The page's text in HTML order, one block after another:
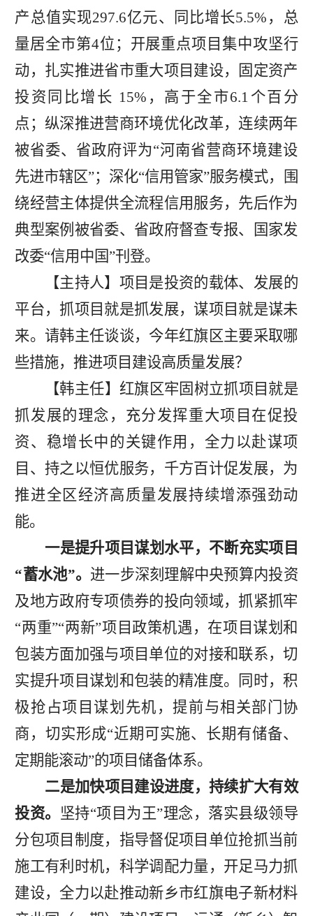
产总值实现297.6亿元、同比增长5.5%，总
量居全市第4位；开展重点项目集中攻坚行
动，扎实推进省市重大项目建设，固定资产
投资同比增长 15%，高于全市6.1个百分
点；纵深推进营商环境优化改革，连续两年
被省委、省政府评为“河南省营商环境建设
先进市辖区”；深化“信用管家”服务模式，围
绕经营主体提供全流程信用服务，先后作为
典型案例被省委、省政府督查专报、国家发
改委“信用中国”刊登。
【主持人】项目是投资的载体、发展的
平台，抓项目就是抓发展，谋项目就是谋未
来。请韩主任谈谈，今年红旗区主要采取哪
些措施，推进项目建设高质量发展？
【韩主任】 红旗区牢固树立抓项目就是
抓发展的理念，充分发挥重大项目在促投
资、稳增长中的关键作用，全力以赴谋项
目、持之以恒优服务，千方百计促发展，为
推进全区经济高质量发展持续增添强劲动
能。
一是提升项目谋划水平，不断充实项目
“蓄水池”。 进一步深刻理解中央预算内投资
及地方政府专项债券的投向领域，抓紧抓牢
“两重”“两新”项目政策机遇，在项目谋划和
包装方面加强与项目单位的对接和联系，切
实提升项目谋划和包装的精准度。同时，积
极抢占项目谋划先机，提前与相关部门协
商，切实形成“近期可实施、长期有储备、
定期能滚动”的项目储备体系。
二是加快项目建设进度，持续扩大有效
投资。 坚持“项目为王”理念，落实县级领导
分包项目制度，指导督促项目单位抢抓当前
施工有利时机，科学调配力量，开足马力抓
建设，全力以赴推动新乡市红旗电子新材料